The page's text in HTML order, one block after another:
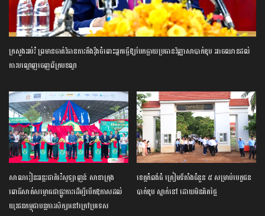
ក្រសួង​អប់រំ ​ព្រមាន​ចាត់​វិធានការ​តឹងរ៉ឹង​ចំពោះ​អ្នក​ធ្វើឱ្យ​បែកធ្លាយ​ប្រធាន​វិញ្ញាសា​បាក់ឌុប ​អាច​ឈានដល់​
ការ​បណ្តេញ​ចេញ​ពី​ក្របខណ្ឌ​
សាលារៀន​អន្តរជាតិ​វ៉េស្ទឡាញន៍​ ​សាខា​ក្រុង​
ពោធិ៍សាត់​សម្ពោធ​ជា​ផ្លូវការ​​ដើម្បី​បើក​ឱកាស​ដល់​
យុវជន​កម្ពុជា​បន្ត​ការ​សិក្សា​នៅ​ក្រៅ​ប្រទេស​
ខេត្ត​កំពង់ធំ​ ត្រៀម​ទីតាំង​ចំនួន​ ​៥​ ​សម្រាប់​បេក្ខជន​
បាក់ឌុប ស្នាក់នៅ ​ដោយ​មិន​គិត​ថ្លៃ​